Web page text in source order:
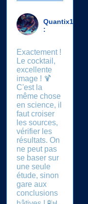
Quantix1
:
Exactement !
Le cocktail,
excellente
image ! 🍹
C'est la
même chose
en science, il
faut croiser
les sources,
vérifier les
résultats. On
ne peut pas
se baser sur
une seule
étude, sinon
gare aux
conclusions